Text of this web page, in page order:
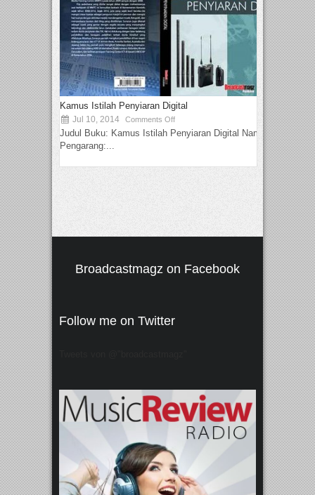
Kamus Istilah Penyiaran Digital
Jul 10, 2014 Comments Off
Judul Buku: Kamus Istilah Penyiaran Digital Nama
Pengarang:...
Broadcastmagz on Facebook
Follow me on Twitter